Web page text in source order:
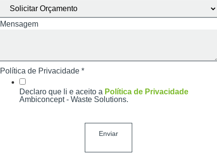
Mensagem
Política de Privacidade *
Declaro que li e aceito a Política de Privacidade
Ambiconcept - Waste Solutions.
Enviar